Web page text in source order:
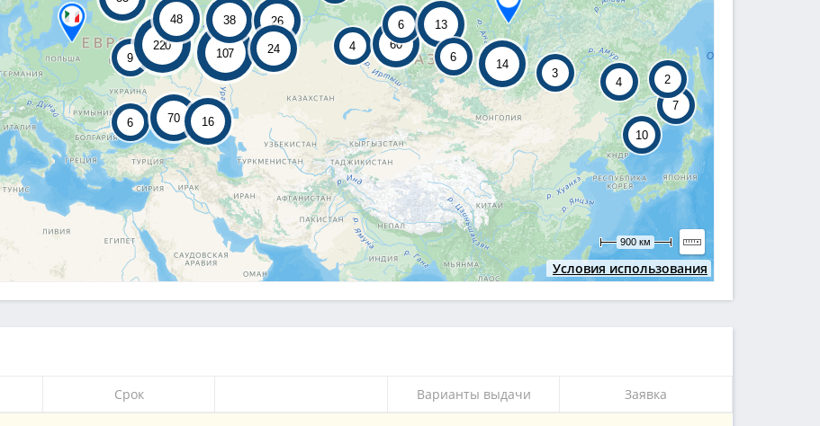
Условия использования
900 км
9
6 70
220
48
107
16
38 26
24 4 60
6 13
6
14
3
4
10
7
2
Срок Варианты выдачи Заявка